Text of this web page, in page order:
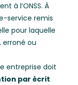
à l’ONSS. À
service remis
pour laquelle
erroné ou
entreprise doit
par écrit